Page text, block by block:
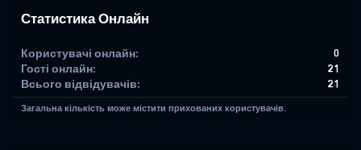
Статистика Онлайн
Користувачі онлайн
0
Гості онлайн
21
Всього відвідувачів
21
Загальна кількість може містити прихованих користувачів.